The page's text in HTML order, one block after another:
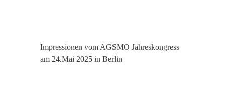
Impressionen vom AGSMO Jahreskongress
am 24.Mai 2025 in Berlin